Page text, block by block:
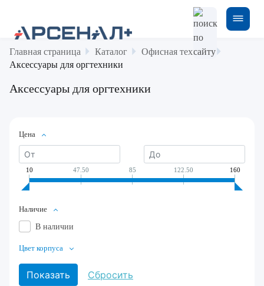
Главная страница Каталог
Офисная техника
Аксессуары для оргтехники
Аксессуары для оргтехники
Цена
10 47.50 85 122.50 160
Наличие
В наличии
Цвет корпуса